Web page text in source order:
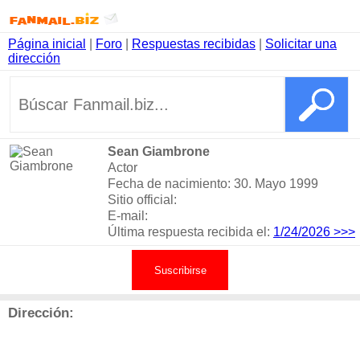
Página inicial Foro Respuestas recibidas
Solicitar una
dirección
Sean Giambrone
Actor
Fecha de nacimiento: 30. Mayo 1999
Sitio official:
E-mail:
Última respuesta recibida el: 1/24/2026 >>>
Suscribirse
Dirección: